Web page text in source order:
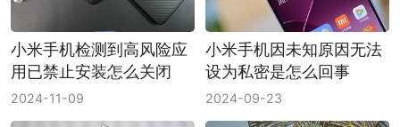
小米手机检测到高风险应
用已禁止安装怎么关闭
2024-11-09
小米手机因未知原因无法
设为私密是怎么回事
2024-09-23